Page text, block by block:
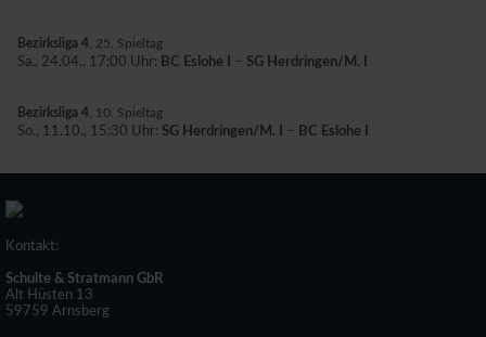
Bezirksliga 4 , 25. Spieltag
Sa., 24.04., 17:00 Uhr: BC Eslohe I – SG Herdringen/M. I
Bezirksliga 4 , 10. Spieltag
So., 11.10., 15:30 Uhr: SG Herdringen/M. I – BC Eslohe I
Kontakt:
Schulte & Stratmann GbR
Alt Hüsten 13
59759 Arnsberg